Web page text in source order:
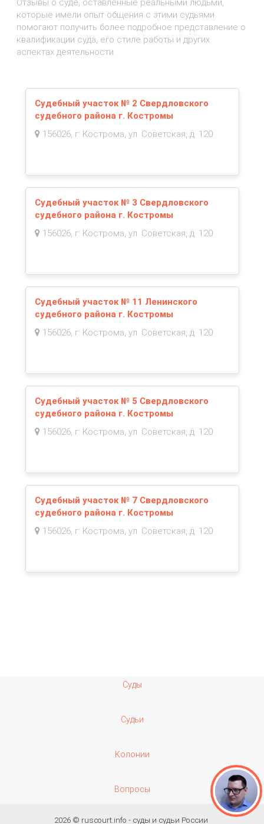
Отзывы о суде, оставленные реальными людьми,
которые имели опыт общения с этими судьями
помогают получить более подробное представление о
квалификации суда, его стиле работы и других
аспектах деятельности.
Судебный участок № 2 Свердловского
судебного района г. Костромы
156026, г. Кострома, ул. Советская, д. 120
Судебный участок № 3 Свердловского
судебного района г. Костромы
156026, г. Кострома, ул. Советская, д. 120
Судебный участок № 11 Ленинского
судебного района г. Костромы
156026, г. Кострома, ул. Советская, д. 120
Судебный участок № 5 Свердловского
судебного района г. Костромы
156026, г. Кострома, ул. Советская, д. 120
Судебный участок № 7 Свердловского
судебного района г. Костромы
156026, г. Кострома, ул. Советская, д. 120
Суды
Судьи
Колонии
Вопросы
2026 © ruscourt.info - суды и судьи России